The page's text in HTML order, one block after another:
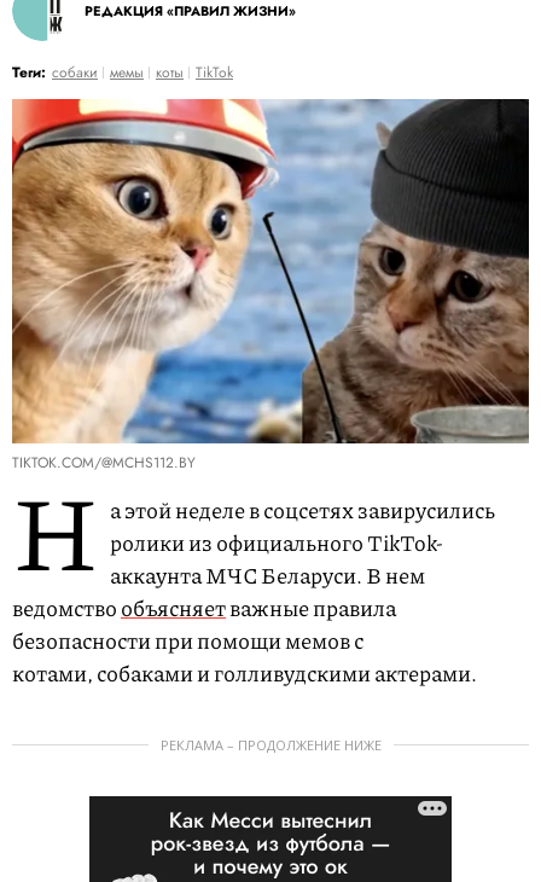
РЕДАКЦИЯ «ПРАВИЛ ЖИЗНИ»
Теги: собаки мемы коты TikTok
TIKTOK.COM/@MCHS112.BY
Н а этой неделе в соцсетях завирусились
ролики из официального TikTok-
аккаунта МЧС Беларуси. В нем
ведомствообъясняетважные правила
безопасности при помощи мемов с
котами, собаками и голливудскими актерами.
РЕКЛАМА – ПРОДОЛЖЕНИЕ НИЖЕ